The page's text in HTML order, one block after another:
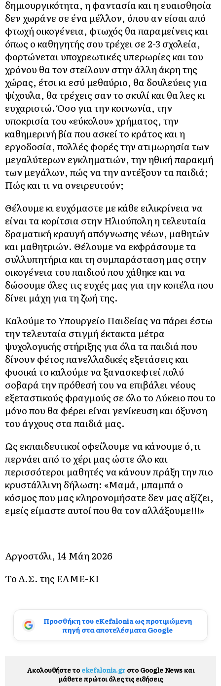
δημιουργικότητα, η φαντασία και η ευαισθησία
δεν χωράνε σε ένα μέλλον, όπου αν είσαι από
φτωχή οικογένεια, φτωχός θα παραμείνεις και
όπως ο καθηγητής σου τρέχει σε 2-3 σχολεία,
φορτώνεται υποχρεωτικές υπερωρίες και του
χρόνου θα τον στείλουν στην άλλη άκρη της
χώρας, έτσι κι εσύ μεθαύριο, θα δουλεύεις για
ψίχουλα, θα τρέχεις σαν το σκυλί και θα λες κι
ευχαριστώ. Όσο για την κοινωνία, την
υποκρισία του «εύκολου» χρήματος, την
καθημερινή βία που ασκεί το κράτος και η
εργοδοσία, πολλές φορές την ατιμωρησία των
μεγαλύτερων εγκληματιών, την ηθική παρακμή
των μεγάλων, πώς να την αντέξουν τα παιδιά;
Πώς και τι να ονειρευτούν;
Θέλουμε κι ευχόμαστε με κάθε ειλικρίνεια να
είναι τα κορίτσια στην Ηλιούπολη η τελευταία
δραματική κραυγή απόγνωσης νέων, μαθητών
και μαθητριών. Θέλουμε να εκφράσουμε τα
συλλυπητήρια και τη συμπαράσταση μας στην
οικογένεια του παιδιού που χάθηκε και να
δώσουμε όλες τις ευχές μας για την κοπέλα που
δίνει μάχη για τη ζωή της.
Καλούμε το Υπουργείο Παιδείας να πάρει έστω
την τελευταία στιγμή έκτακτα μέτρα
ψυχολογικής στήριξης για όλα τα παιδιά που
δίνουν φέτος πανελλαδικές εξετάσεις και
φυσικά το καλούμε να ξανασκεφτεί πολύ
σοβαρά την πρόθεσή του να επιβάλει νέους
εξεταστικούς φραγμούς σε όλο το Λύκειο που το
μόνο που θα φέρει είναι γενίκευση και όξυνση
του άγχους στα παιδιά μας.
Ως εκπαιδευτικοί οφείλουμε να κάνουμε ό,τι
περνάει από το χέρι μας ώστε όλο και
περισσότεροι μαθητές να κάνουν πράξη την πιο
κρυστάλλινη δήλωση: «Μαμά, μπαμπά ο
κόσμος που μας κληρονομήσατε δεν μας αξίζει,
εμείς είμαστε αυτοί που θα τον αλλάξουμε!!!»
Αργοστόλι, 14 Μάη 2026
Το Δ.Σ. της ΕΛΜΕ-ΚΙ
Προσθήκη του eKefalonia ως προτιμώμενη
πηγή στα αποτελέσματα Google
Ακολουθήστε το ekefalonia.grστο Google News και
μάθετε πρώτοι όλες τις ειδήσεις